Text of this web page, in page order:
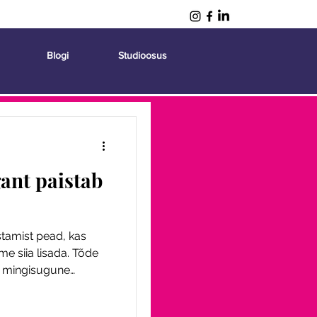
Blogi Studioosus
paistab
pead, kas
siia lisada. Tõde
mingisugune